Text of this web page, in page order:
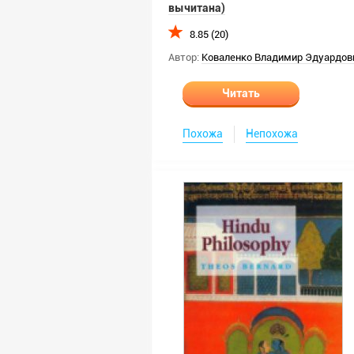
вычитана)
8.85 (20)
Автор: Коваленко Владимир
Читать
Похожа Непохожа